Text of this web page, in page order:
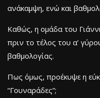
ανάκαμψη, ενώ και
Καθώς, η ομάδα του
πριν το τέλος του α’
βαθμολογίας.
Πως όμως, προέκυψε η
“Γουναράδες”;